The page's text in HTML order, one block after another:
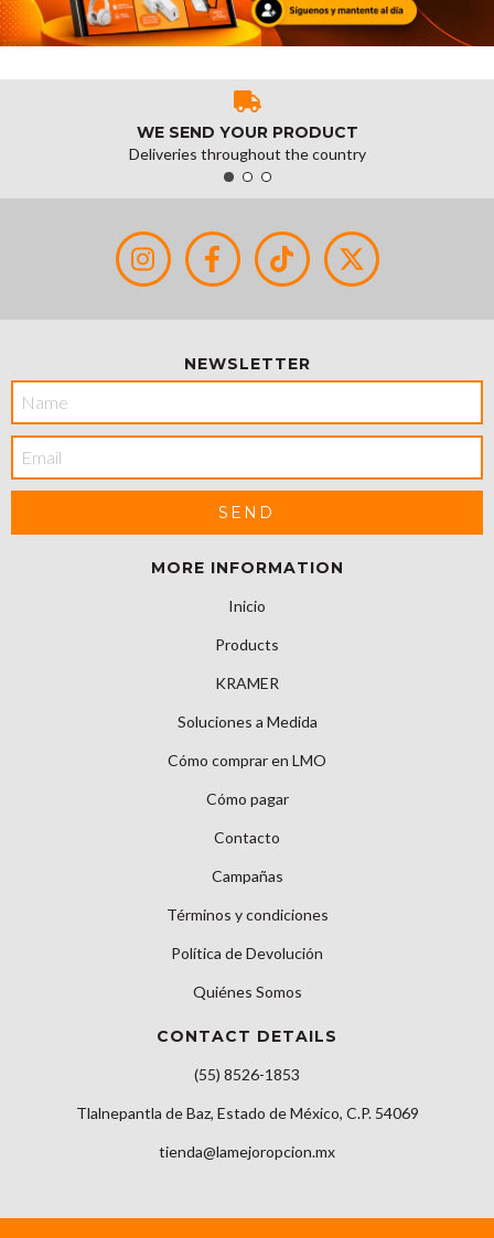
WE SEND YOUR PRODUCT
Deliveries throughout the country
NEWSLETTER
MORE INFORMATION
Inicio
Products
KRAMER
Soluciones a Medida
Cómo comprar en LMO
Cómo pagar
Contacto
Campañas
Términos y condiciones
Política de Devolución
Quiénes Somos
CONTACT DETAILS
(55) 8526-1853
Tlalnepantla de Baz, Estado de México, C.P. 54069
tienda@lamejoropcion.mx